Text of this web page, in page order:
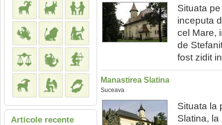
Articole recente
Situata
inceputa
cel Mare,
de
fost zidit
Manastirea Slatina
Suceava
Situata la
Slatina,